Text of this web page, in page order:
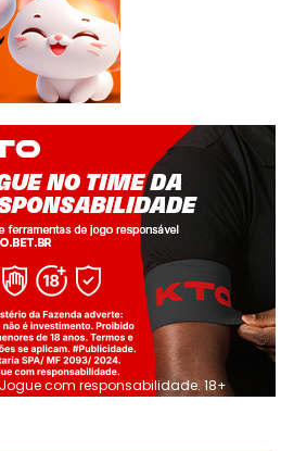
Jogue com responsabilidade. 18+